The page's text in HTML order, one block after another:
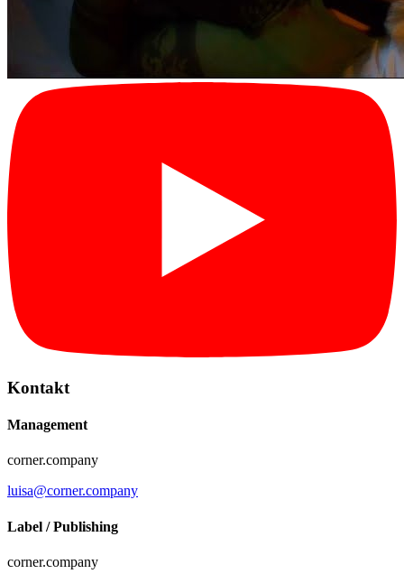
Kontakt
Management
corner.company
luisa@corner.company
Label / Publishing
corner.company